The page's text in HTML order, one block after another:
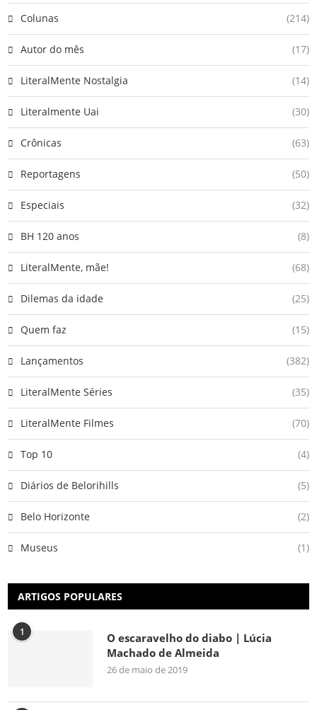
Colunas (214)
Autor do mês (17)
LiteralMente Nostalgia (14)
Literalmente Uai (30)
Crônicas (63)
Reportagens (50)
Especiais (32)
BH 120 anos (8)
LiteralMente, mãe! (68)
Dilemas da idade (25)
Quem faz (15)
Lançamentos (382)
LiteralMente Séries (35)
LiteralMente Filmes (70)
Top 10 (4)
Diários de Belorihills (5)
Belo Horizonte (2)
Museus (1)
ARTIGOS POPULARES
1
O escaravelho do diabo | Lúcia
Machado de Almeida
26 de maio de 2019